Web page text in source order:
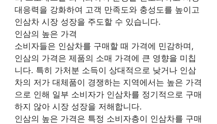
대응력을 강화하여 고객 만족도와 충성도를 높이고
인삼차 시장 성장을 주도할 수 있습니다.
인삼의 높은 가격
소비자들은 인삼차를 구매할 때 가격에 민감하며,
인삼의 가격은 제품의 소매 가격에 큰 영향을 미칩
니다. 특히 가처분 소득이 상대적으로 낮거나 인삼
차의 저가 대체품이 경쟁하는 지역에서는 높은 가격
으로 인해 일부 소비자가 인삼차를 정기적으로 구매
하지 않아 시장 성장을 저해합니다.
인삼의 높은 가격은 특정 소비자층이 인삼차를 구매